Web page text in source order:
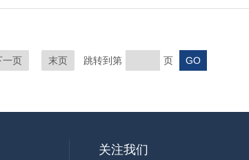
一页 末页 跳转到第 页
关注我们